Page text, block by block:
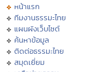
หน้าแรก
ทีมงานธรรมะไทย
แผนผังเว็บไซต์
ค้นหาข้อมูล
ติดต่อธรรมะไทย
สมุดเยี่ยม